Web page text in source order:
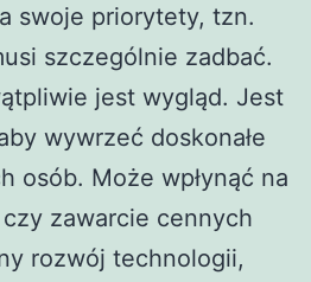
swoje priorytety, tzn.
szczególnie zadbać.
jest wygląd. Jest
wywrzeć doskonałe
osób. Może wpłynąć na
zawarcie cennych
rozwój technologii,